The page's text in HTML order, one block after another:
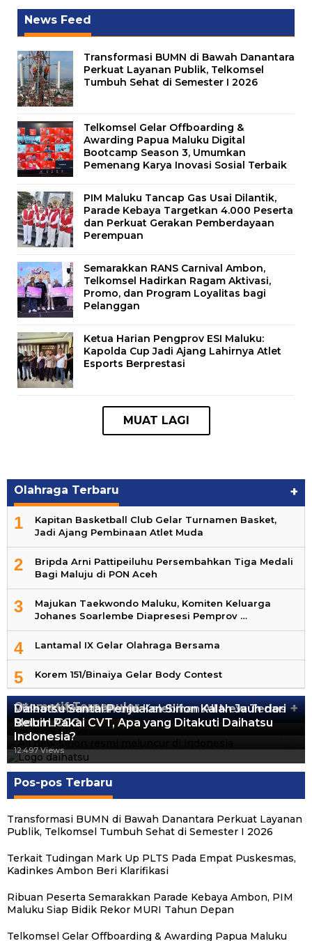
News Feed
Transformasi BUMN di Bawah Danantara
Perkuat Layanan Publik, Telkomsel
Tumbuh Sehat di Semester I 2026
Telkomsel Gelar Offboarding &
Awarding Papua Maluku Digital
Bootcamp Season 3, Umumkan
Pemenang Karya Inovasi Sosial Terbaik
PIM Maluku Tancap Gas Usai Dilantik,
Parade Kebaya Targetkan 4.000 Peserta
dan Perkuat Gerakan Pemberdayaan
Perempuan
Semarakkan RANS Carnival Ambon,
Telkomsel Hadirkan Ragam Aktivasi,
Promo, dan Program Loyalitas bagi
Pelanggan
Ketua Harian Pengprov ESI Maluku:
Kapolda Cup Jadi Ajang Lahirnya Atlet
Esports Berprestasi
Olahraga Terbaru +
1
Kapitan Basketball Club Gelar Turnamen Basket,
Jadi Ajang Pembinaan Atlet Muda
2
Bripda Arni Pattipeiluhu Persembahkan Tiga Medali
Bagi Maluju di PON Aceh
3
Majukan Taekwondo Maluku, Komiten Keluarga
Johanes Soarlembe Diapresesi Pemprov …
4 Lantamal IX Gelar Olahraga Bersama
5 Korem 151/Binaiya Gelar Body Contest
Otomotif Terpopuler +
Video Kelemahan dan Kelebihan All New Terios
13.421 Views
Daihatsu Santai Penjualan Sirion Kalah Jauh dari
Mobil LCGC
12.557 Views
Belum Pakai CVT, Apa yang Ditakuti Daihatsu
Indonesia?
12.497 Views
Pos-pos Terbaru
Transformasi BUMN di Bawah Danantara Perkuat Layanan
Publik, Telkomsel Tumbuh Sehat di Semester I 2026
Terkait Tudingan Mark Up PLTS Pada Empat Puskesmas,
Kadinkes Ambon Beri Klarifikasi
Ribuan Peserta Semarakkan Parade Kebaya Ambon, PIM
Maluku Siap Bidik Rekor MURI Tahun Depan
Telkomsel Gelar Offboarding & Awarding Papua Maluku